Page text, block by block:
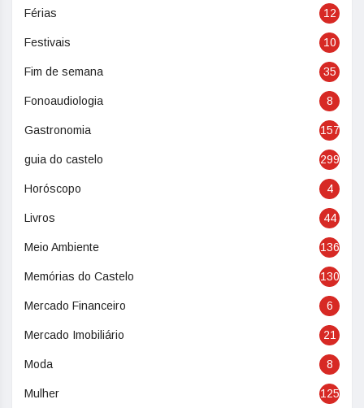
Férias 12
Festivais 10
Fim de semana 35
Fonoaudiologia 8
Gastronomia 157
guia do castelo 299
Horóscopo 4
Livros 44
Meio Ambiente 136
Memórias do Castelo 130
Mercado Financeiro 6
Mercado Imobiliário 21
Moda 8
Mulher 125